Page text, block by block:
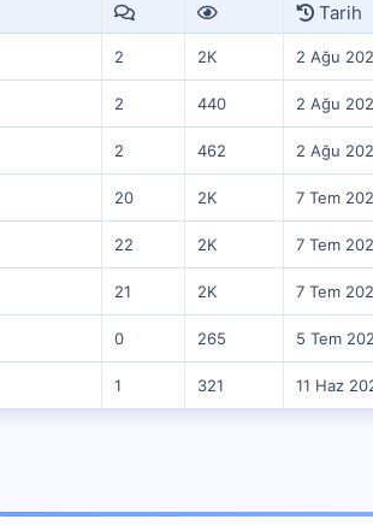
Tarih
2 2K 2 Ağu
2 440 2 Ağu
2 462 2 Ağu
20 2K 7 Tem
22 2K 7 Tem
21 2K 7 Tem
0 265 5 Tem
1 321 11 Haz